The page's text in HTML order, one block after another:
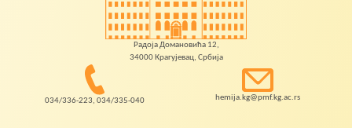
Радоја Домановића 12,
34000 Крагујевац, Србија
034/336-223, 034/335-040 hemija.kg@pmf.kg.ac.rs